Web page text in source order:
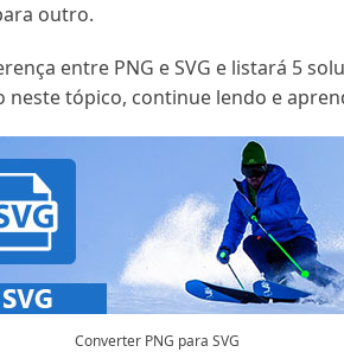
outro.
entre PNG e SVG e listará 5
neste tópico, continue lendo e
Converter PNG para SVG